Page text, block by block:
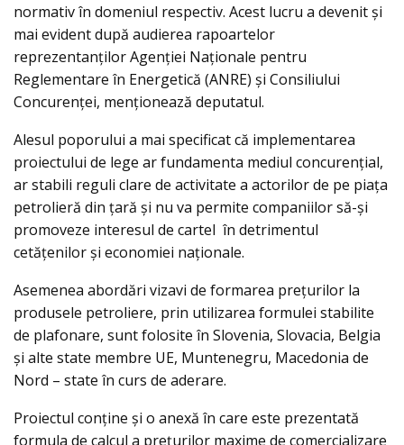
normativ în domeniul respectiv. Acest lucru a devenit și
mai evident după audierea rapoartelor
reprezentanților Agenției Naționale pentru
Reglementare în Energetică (ANRE) și Consiliului
Concurenței, menționează deputatul.
Alesul poporului a mai specificat că implementarea
proiectului de lege ar fundamenta mediul concurențial,
ar stabili reguli clare de activitate a actorilor de pe piața
petrolieră din țară și nu va permite companiilor să-și
promoveze interesul de cartel în detrimentul
cetățenilor și economiei naționale.
Asemenea abordări vizavi de formarea prețurilor la
produsele petroliere, prin utilizarea formulei stabilite
de plafonare, sunt folosite în Slovenia, Slovacia, Belgia
și alte state membre UE, Muntenegru, Macedonia de
Nord – state în curs de aderare.
Proiectul conține şi o anexă în care este prezentată
formula de calcul a prețurilor maxime de comercializare